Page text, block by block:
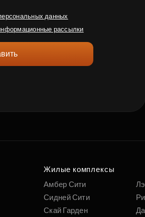
данных
рассылки
Жилые комплексы
Амбер Сити
Сидней Сити
Скай Гарден